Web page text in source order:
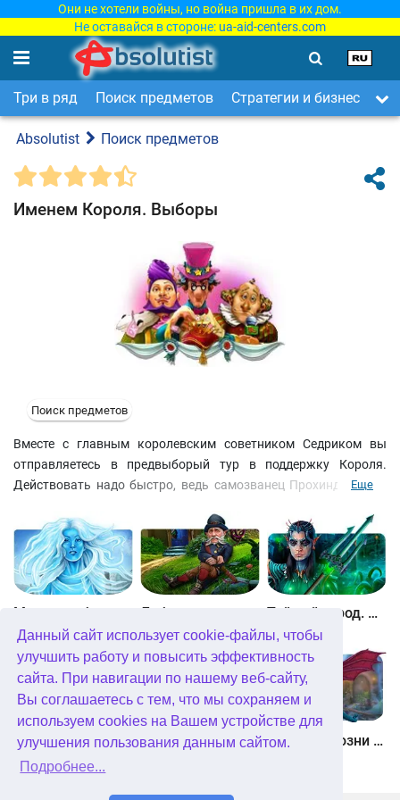
Данный сайт использует cookie-файлы, чтобы
улучшить работу и повысить эффективность
сайта. При навигации по нашему веб-сайту,
Вы соглашаетесь с тем, что мы сохраняем и
используем cookies на Вашем устройстве для
улучшения пользования данным сайтом.
Подробнее...
Они не хотели войны, но война пришла в их дом.
Не оставайся в стороне: ua-aid-centers.com
Три в ряд Поиск предметов Стратегии и бизнес
Absolutist Поиск предметов
Именем Короля. Выборы
Поиск предметов
Вместе с главным королевским советником Седриком вы
отправляетесь в предвыборый тур в поддержку Короля.
Действовать надо быстро, ведь самозванец Прохиндеус уже
политическую борьбу и всячески стараясь подпортить имидж
действующего монарха! Сорвите его коварный план,
восстановите пришедшие в упадок провинции и выиграйте
королевские выборы!
Еще
Тайный город. Подводное королевство. Коллекционное издание
Небесные земли. Пробуждение гигантов. Коллекционное издание Загадки Нью-Йорка. Пробуждение. Коллекционное издание Химеры. Козни зла. Коллекционное издание